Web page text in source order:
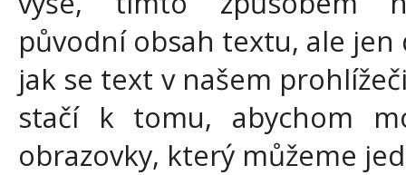
původní obsah textu, ale
jak se text v našem
stačí k tomu, abychom
obrazovky, který můžeme